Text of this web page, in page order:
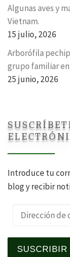
Algunas aves y
Vietnam.
15 julio, 2026
Arborófila
grupo familiar
25 junio, 2026
Introduce tu
blog y recibir
Dirección de
SUSCRIBIR